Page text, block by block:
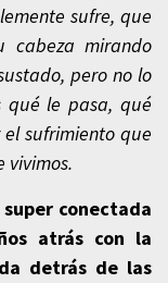
sufre, que
cabeza mirando
pero no lo
qué le pasa, qué
sufrimiento que
vivimos.
conectada
atrás con la
detrás de las